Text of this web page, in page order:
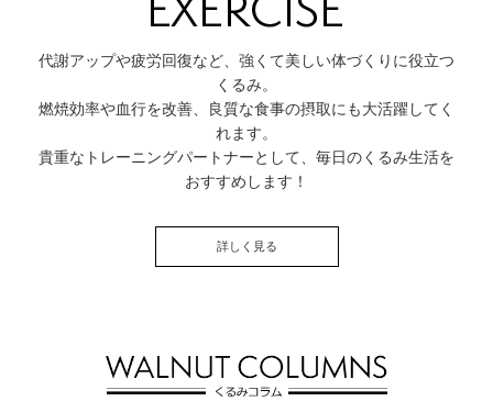
代謝アップや疲労回復など、強くて美しい体づくりに役立つ
くるみ。
燃焼効率や血行を改善、良質な食事の摂取にも大活躍してく
れます。
貴重なトレーニングパートナーとして、毎日のくるみ生活を
おすすめします！
詳しく見る